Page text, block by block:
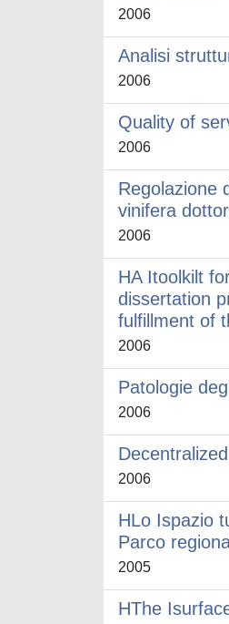
2006
Analisi
2006
Quality of
2006
Regolazione
vinifera
2006
HA Itoolkilt
dissertation
fulfillment of
2006
Patologie
2006
2006
HLo Ispazio
Parco
2005
HThe